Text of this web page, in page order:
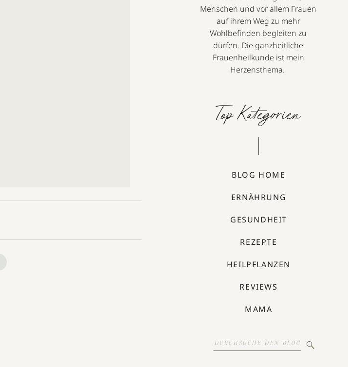
Menschen und vor allem Frauen
auf ihrem Weg zu mehr
Wohlbefinden begleiten zu
dürfen. Die ganzheitliche
Frauenheilkunde ist mein
Herzensthema.
Top Kategorien
BLOG HOME
ERNÄHRUNG
GESUNDHEIT
REZEPTE
HEILPFLANZEN
REVIEWS
MAMA
Search
for: